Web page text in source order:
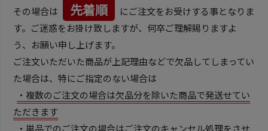
その場合は
先着順
にご注文をお受けする事となりま
す。ご迷惑をお掛け致しますが、何卒ご理解賜りますよ
う、お願い申し上げます。
ご注文いただいた商品が上記理由などで欠品してしまってい
た場合は、特にご指定のない場合は
・複数のご注文の場合は欠品分を除いた商品で発送せてい
ただきます
・単品でのご注文の場合はご注文のキャンセル処理をさせ